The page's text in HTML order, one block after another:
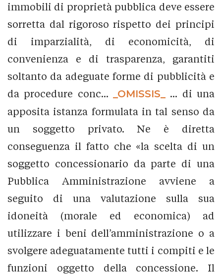
immobili di proprietà pubblica deve essere
sorretta dal rigoroso rispetto dei principi
di imparzialità, di economicità, di
convenienza e di trasparenza, garantiti
soltanto da adeguate forme di pubblicità e
da procedure conc...
_OMISSIS_
... di una
apposita istanza formulata in tal senso da
un soggetto privato. Ne è diretta
conseguenza il fatto che «la scelta di un
soggetto concessionario da parte di una
Pubblica Amministrazione avviene a
seguito di una valutazione sulla sua
idoneità (morale ed economica) ad
utilizzare i beni dell’amministrazione o a
svolgere adeguatamente tutti i compiti e le
funzioni oggetto della concessione. Il